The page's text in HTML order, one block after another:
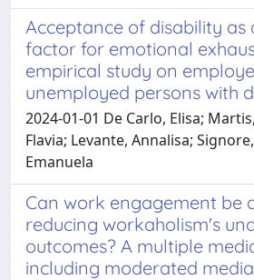
Acceptance of disability as
factor for emotional
empirical study on
unemployed persons with
2024-01-01 De Carlo, Elisa;
Flavia; Levante, Annalisa;
Emanuela
Can work engagement be
reducing workaholism's
outcomes? A multiple
including moderated